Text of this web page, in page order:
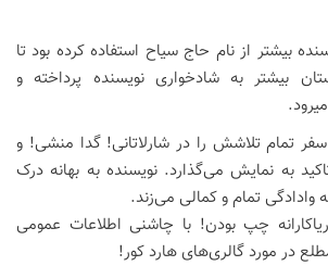
بیشتر از نام حاج سیاح استفاده کرده بود تا
بیشتر به شادخواری نویسنده پرداخته و
تمام تلاشش را در شارلاتانی! گدا منشی! و
به نمایش می‌گذارد. نویسنده به بهانه درک
وادادگی تمام و کمالی می‌زند.
چپ بودن! با چاشنی اطلاعات عمومی
در مورد گالری‌های هارد کور!